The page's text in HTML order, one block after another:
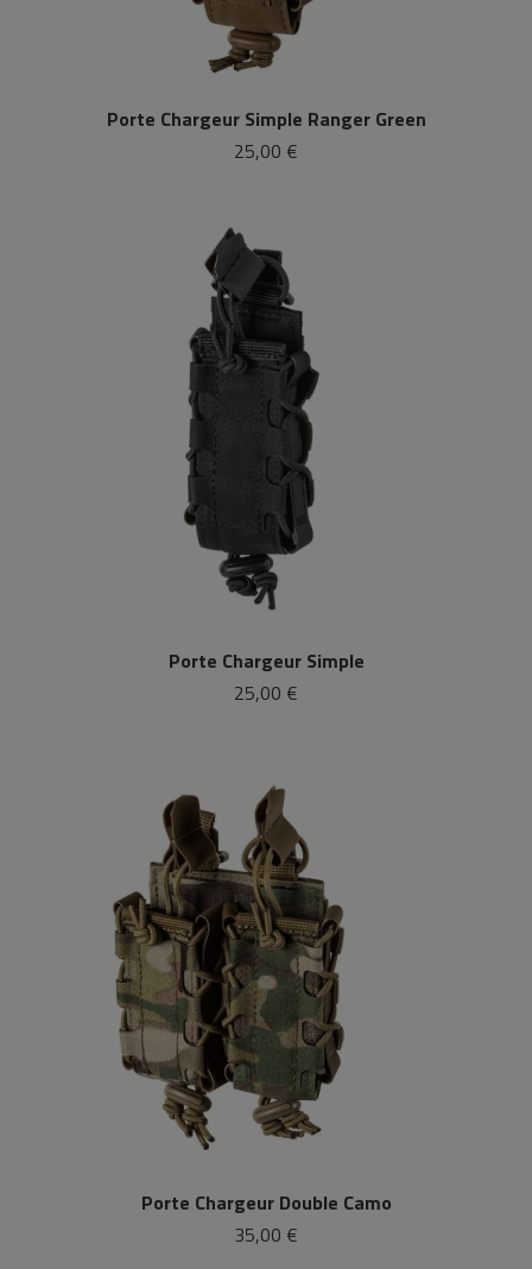
Porte Chargeur Simple Ranger Green
25,00 €
Porte Chargeur Simple
25,00 €
Porte Chargeur Double Camo
35,00 €